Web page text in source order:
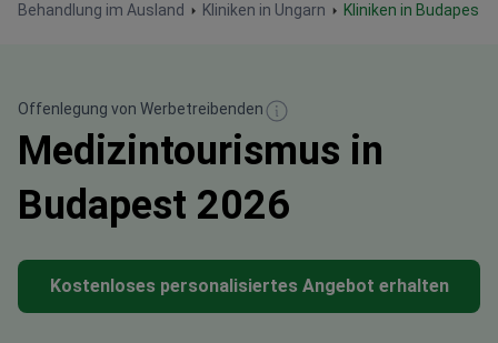
Behandlung im Ausland Kliniken in Ungarn Kliniken in Budapest
Offenlegung von Werbetreibenden
Medizintourismus in
Budapest 2026
Kostenloses personalisiertes Angebot erhalten